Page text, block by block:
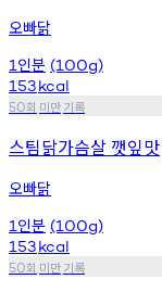
오빠닭
1 인분 (100g)
153kcal
50회 미만기록
스팀닭가슴살 깻잎맛
오빠닭
1 인분 (100g)
153kcal
50회 미만기록